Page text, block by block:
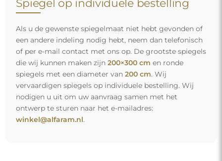
Als u de gewenste spiegelmaat niet hebt gevonden of
een andere indeling nodig hebt, neem dan telefonisch
of per e-mail contact met ons op. De grootste spiegels
die wij kunnen maken zijn 200×300 cm en ronde
spiegels met een diameter van 200 cm. Wij
vervaardigen spiegels op individuele bestelling. Wij
nodigen u uit om uw aanvraag samen met het
ontwerp te sturen naar het e-mailadres:
winkel@alfaram.nl.